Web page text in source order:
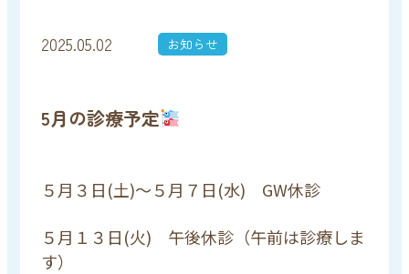
2025.05.02 お知らせ
5月の診療予定
５月３日(土)～５月７日(水) GW休診
５月１３日(火) 午後休診（午前は診療しま
す）